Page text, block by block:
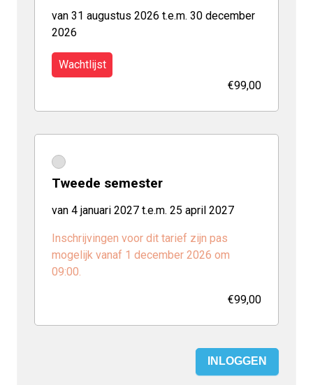
van 31 augustus 2026 t.e.m. 30 december
2026
Wachtlijst
€99,00
Tweede semester
van 4 januari 2027 t.e.m. 25 april 2027
Inschrijvingen voor dit tarief zijn pas
mogelijk vanaf 1 december 2026 om
09:00.
€99,00
INLOGGEN